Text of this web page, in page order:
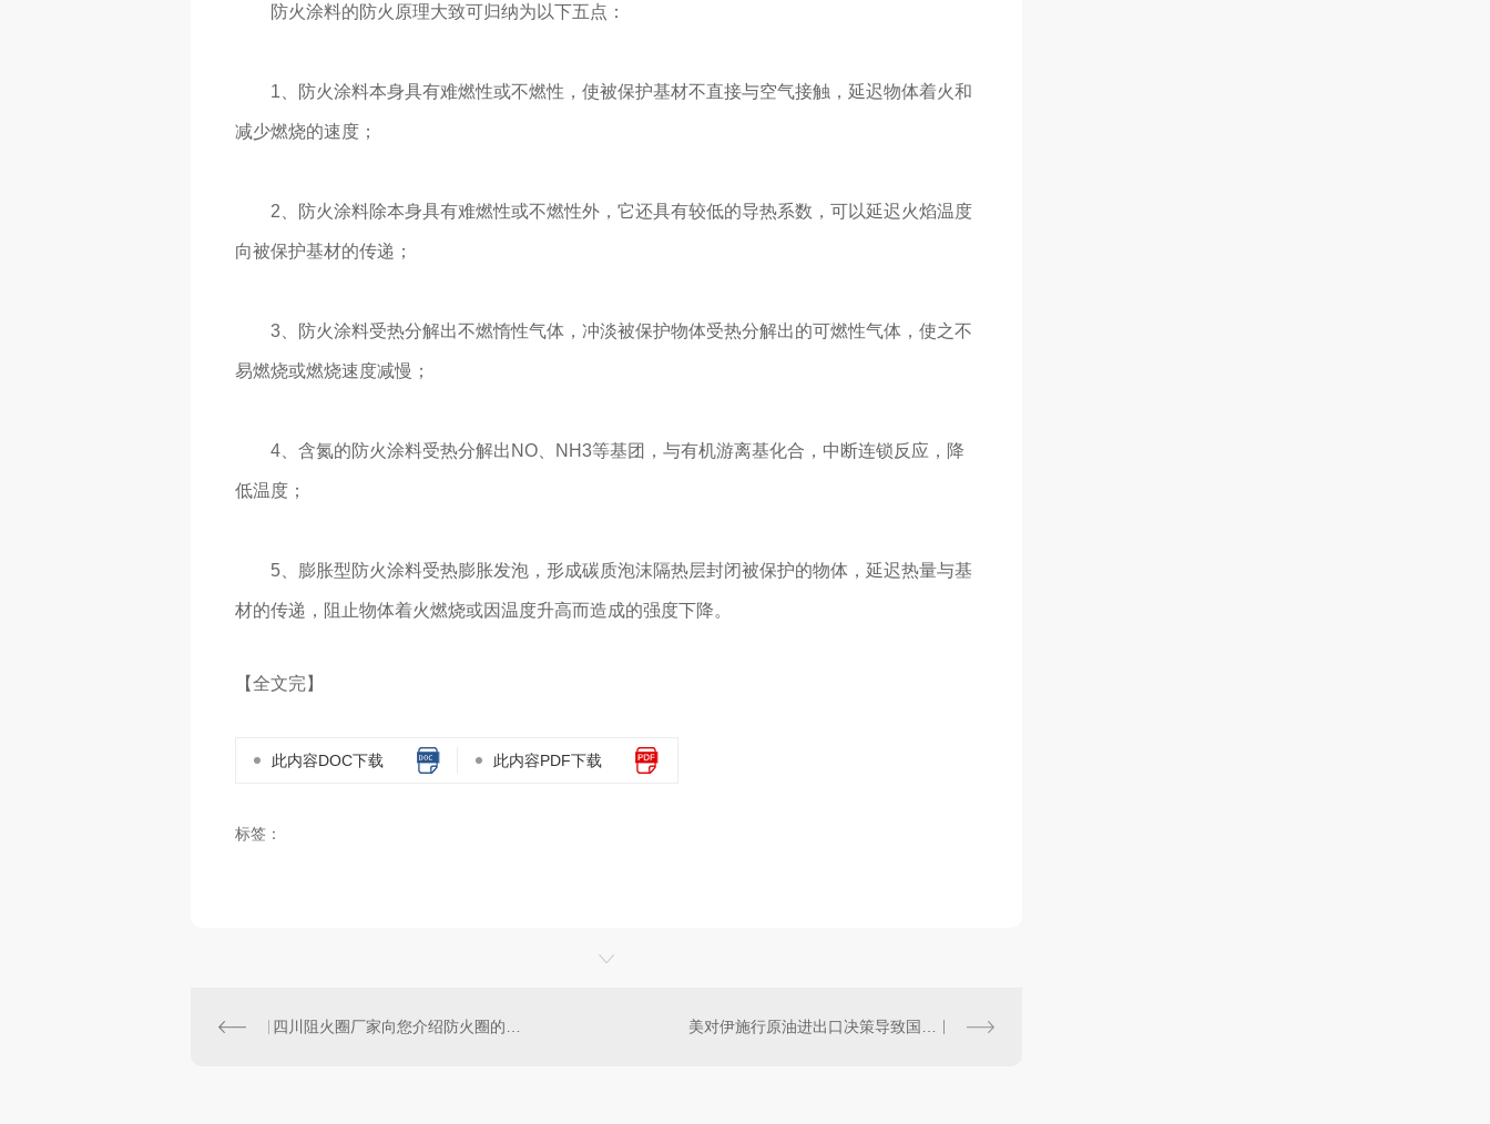
防火涂料的防火原理大致可归纳为以下五点：
1、防火涂料本身具有难燃性或不燃性，使被保护基材不直接与空气接触，延迟物体着火和
减少燃烧的速度；
2、防火涂料除本身具有难燃性或不燃性外，它还具有较低的导热系数，可以延迟火焰温度
向被保护基材的传递；
3、防火涂料受热分解出不燃惰性气体，冲淡被保护物体受热分解出的可燃性气体，使之不
易燃烧或燃烧速度减慢；
4、含氮的防火涂料受热分解出NO、NH3等基团，与有机游离基化合，中断连锁反应，降
低温度；
5、膨胀型防火涂料受热膨胀发泡，形成碳质泡沫隔热层封闭被保护的物体，延迟热量与基
材的传递，阻止物体着火燃烧或因温度升高而造成的强度下降。
【全文完】
此内容DOC下载 此内容PDF下载
标签：
四川阻火圈厂家向您介绍防火圈的作用以及安装规范 美对伊施行原油进出口决策导致国内或将迎来油价上涨